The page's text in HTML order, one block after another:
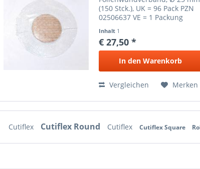
(150 Stck.), UK = 96 Pack PZN
02506637 VE = 1 Packung
Inhalt 1
€ 27,50 *
In den Warenkorb
Vergleichen Merken
Cutiflex Cutiflex Round Cutiflex Cutiflex Square